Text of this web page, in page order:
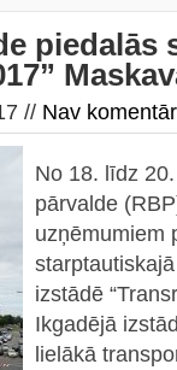
piedalās
// Nav
No 18. līdz
pārvalde
uzņēmumiem
izstādē
Ikgadējā
lielākā